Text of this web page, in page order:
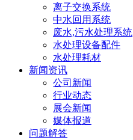
离子交换系统
中水回用系统
废水,污水处理系统
水处理设备配件
水处理耗材
新闻资讯
公司新闻
行业动态
展会新闻
媒体报道
问题解答